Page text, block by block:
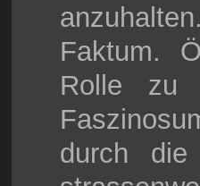
Faktum.
Rolle zu
durch